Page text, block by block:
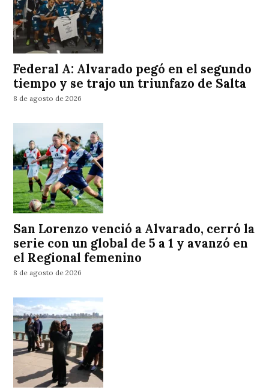
Federal A: Alvarado pegó en el segundo
tiempo y se trajo un triunfazo de Salta
8 de agosto de 2026
San Lorenzo venció a Alvarado, cerró la
serie con un global de 5 a 1 y avanzó en
el Regional femenino
8 de agosto de 2026